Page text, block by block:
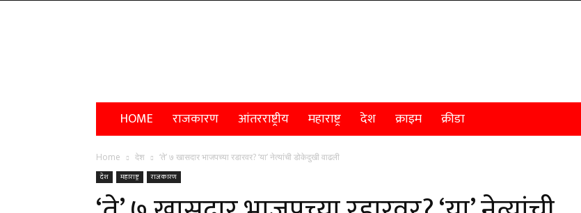
HOME राजकारण आंतरराष्ट्रीय महाराष्ट्र देश क्राइम क्रीडा
Home देश ‘ते’ ७ खासदार भाजपच्या रडारवर? ‘या’ नेत्यांची डोकेदुखी वाढली
देश महाराष्ट्र राजकारण